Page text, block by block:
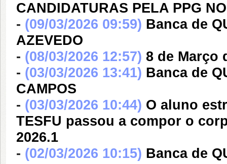
CANDIDATURAS PELA PPG
- (09/03/2026 09:59) Banca de
AZEVEDO
- (08/03/2026 12:57) 8 de Março
- (03/03/2026 13:41) Banca de
CAMPOS
- (03/03/2026 10:44) O aluno
TESFU passou a compor o
2026.1
- (02/03/2026 10:15) Banca de